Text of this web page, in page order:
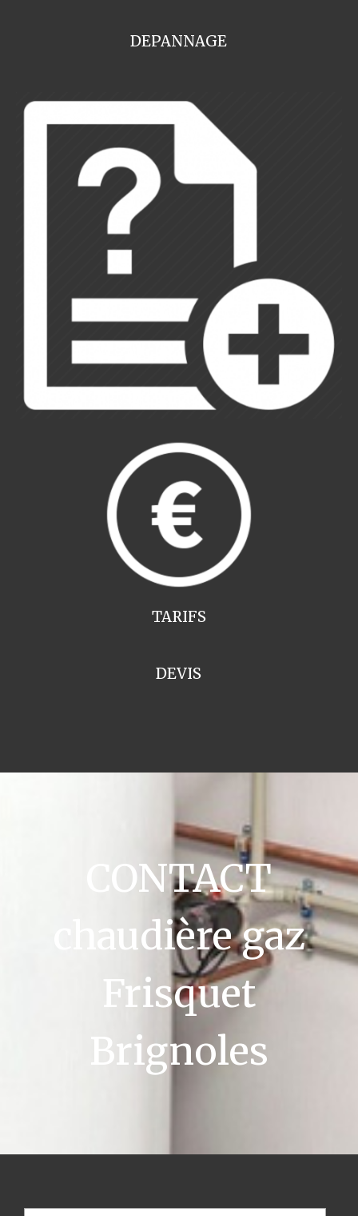
DEPANNAGE
TARIFS
DEVIS
CONTACT
chaudière gaz
Frisquet
Brignoles